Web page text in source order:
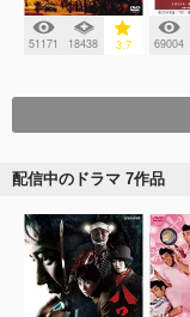
51171 18438 3.7 69004
配信中のドラマ 7作品